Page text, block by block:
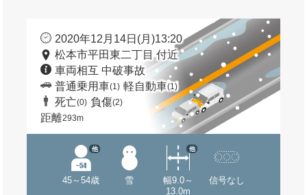
2020年12月14日(月)13:20
松本市平田東二丁目 付近
車両相互 中破事故
普通乗用車(1) 軽自動車(1)
死亡(0) 負傷(2)
距離293m
45～54歳
他
雪
幅9.0～
13.0m
他
信号なし